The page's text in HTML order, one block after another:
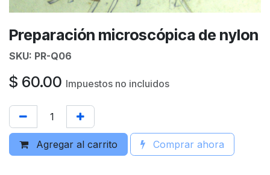
Preparación microscópica de nylon
SKU: PR-Q06
$ 60.00 Impuestos no incluidos
Agregar al carrito Comprar ahora